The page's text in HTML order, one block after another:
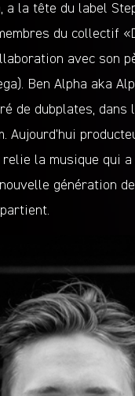
a la tête du label
du collectif
avec son
Ben Alpha aka
de dubplates, dans
Aujourd’hui
la musique qui a
génération